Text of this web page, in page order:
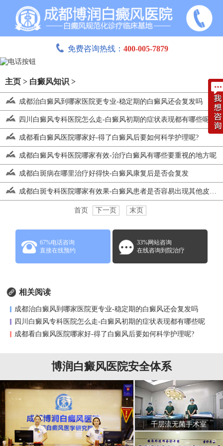
免费咨询热线： 400-005-7879
主页 > 白癜风知识 >
成都治白癜风到哪家医院更专业-稳定期的白癜风还会复发吗
四川白癜风专科医院怎么走-白癜风初期的症状表现都有哪些呢
成都看白癜风医院哪家好-得了白癜风后要如何科学护理呢?
成都白癜风专科医院哪家有效-治疗白癜风有哪些要重视的地方呢
成都白斑病在哪里治疗好得快-白癜风康复后是否会复发
成都白斑专科医院哪家有效果-白癜风患者是否容易出现其他皮肤状
首页 下一页 末页
67%电话咨询
直接在线预约
33%网站咨询
在线咨询到院治疗
相关阅读
成都治白癜风到哪家医院更专业-稳定期的白癜风还会复发吗
四川白癜风专科医院怎么走-白癜风初期的症状表现都有哪些呢
成都看白癜风医院哪家好-得了白癜风后要如何科学护理呢?
博润白癜风医院安全体系
千层流无菌手术室